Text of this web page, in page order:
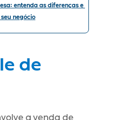
entenda as diferenças e
negócio
de
a venda de